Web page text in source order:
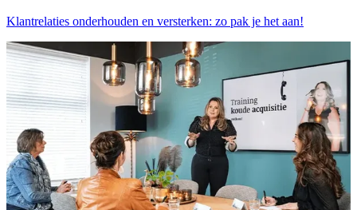
Klantrelaties onderhouden en versterken: zo pak je het aan!